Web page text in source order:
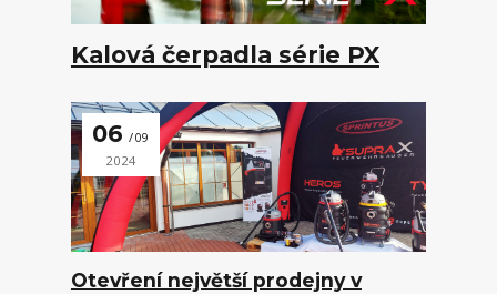
Kalová čerpadla série PX
06 09
2024
Otevření největší prodejny v